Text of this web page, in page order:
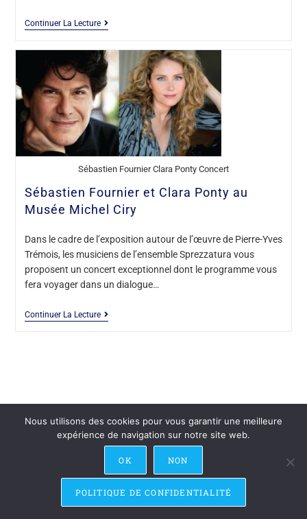
Continuer La Lecture
Sébastien Fournier Clara Ponty Concert
Sébastien Fournier et Clara Ponty au
Musée Michel Ciry
Dans le cadre de l’exposition autour de l’œuvre de Pierre-Yves
Trémois, les musiciens de l’ensemble Sprezzatura vous
proposent un concert exceptionnel dont le programme vous
fera voyager dans un dialogue…
Continuer La Lecture
Recevoir la Newsletter Contact Recrutement
Crédits & Mentions Légales
Nous utilisons des cookies pour vous garantir une meilleure
expérience de navigation sur notre site web.
OK NON
POLITIQUE DE CONFIDENTIALITÉ